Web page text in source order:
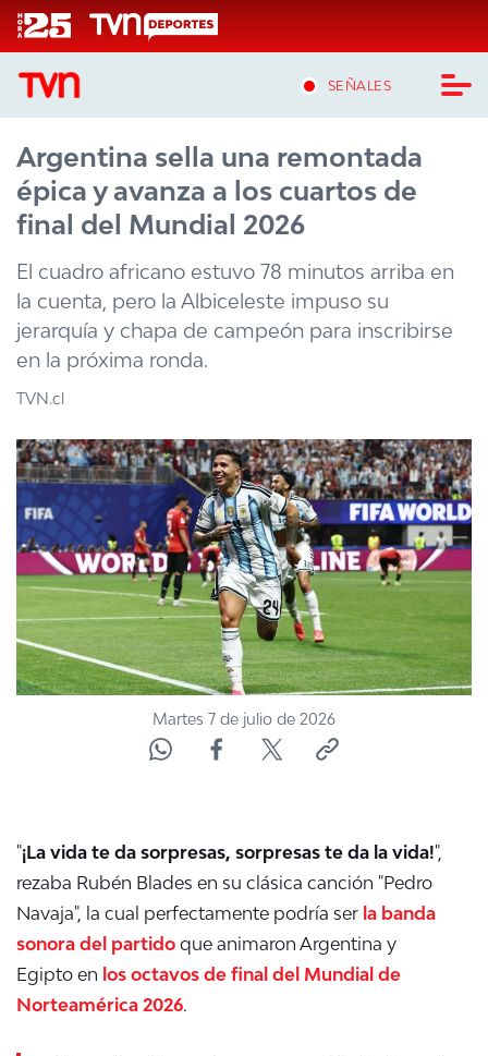
Click acá para ir directamente al contenido
SEÑALES
CASTING MASTERCHEF CHILE
CASTING TVN VERTICAL
TVN VERTICAL
TVN PLAY
PROGRAMAS
NTV
ACTUALIDAD Y TENDENCIAS
CORPORATIVO Y TRANSPARENCIA
CANAL DE DENUNCIAS
ÁREA DE PROYECTOS
Argentina sella una remontada
épica y avanza a los cuartos de
final del Mundial 2026
El cuadro africano estuvo 78 minutos arriba en
la cuenta, pero la Albiceleste impuso su
jerarquía y chapa de campeón para inscribirse
en la próxima ronda.
TVN.cl
Martes 7 de julio de 2026
"¡La vida te da sorpresas, sorpresas te da la vida!",
rezaba Rubén Blades en su clásica canción "Pedro
Navaja", la cual perfectamente podría ser la banda
sonora del partido que animaron Argentina y
Egipto en los octavos de final del Mundial de
Norteamérica 2026.